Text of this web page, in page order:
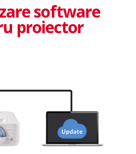
software
proiector